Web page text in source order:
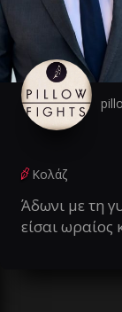
Κολάζ
Άδωνι με τη
είσαι ωραίος